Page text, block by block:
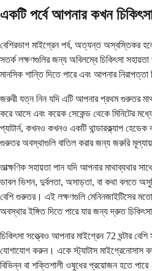
একটি পর্বে আপনার কখন
বেশিরভাগ মাইগ্রেন পর্ব, অত্যন্ত অস্বস্তিকর
সতর্ক লক্ষণগুলির জন্য অবিলম্বে চিকিৎসা
মানসিক শান্তি দিতে পারে এবং আপনার নিরাপত্তা
জরুরী যত্ন নিন যদি এটি আপনার প্রথম গুরুতর
করে আসে এবং কয়েক সেকেন্ড থেকে মিনিটের
প্যাটার্ন, কখনও কখনও একটি থান্ডারক্ল্যাপ
গুরুতর অবস্থাগুলি বাতিল করার জন্য জরুরি
তাত্ক্ষণিক সহায়তা পান যদি আপনার মাথাব্যথার
ডাবল ভিশন, দুর্বলতা, অসাড়তা, বা কথা বলতে
বেশি গুরুতর। এই লক্ষণগুলি মেনিনজাইটিসের
অবস্থার ইঙ্গিত দিতে পারে যার জন্য দ্রুত
চিকিৎসা সত্ত্বেও আপনার মাইগ্রেন 72 ঘন্টার
যোগাযোগ করুন। একে স্ট্যাটাস মাইগ্রেনোসাস
বিভিন্ন বা শক্তিশালী ওষুধের প্রয়োজন হতে পারে।